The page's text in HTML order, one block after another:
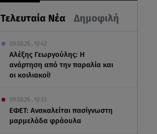
Τελευταία Νέα Δημοφιλή
09.08.26 , 10:43
Αλέξης Γεωργούλης: Η
ανάρτηση από την παραλία και
οι κοιλιακοί!
09.08.26 , 10:33
ΕΦΕΤ: Ανακαλείται πασίγνωστη
μαρμελάδα φράουλα